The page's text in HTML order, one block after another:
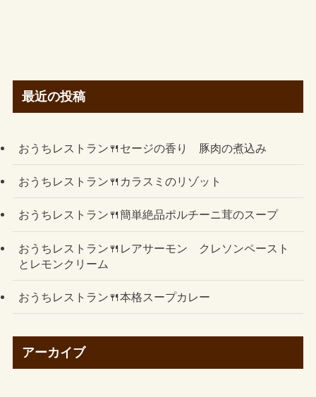
最近の投稿
おうちレストラン🍴セージの香り 豚肉の煮込み
おうちレストラン🍴カラスミのリゾット
おうちレストラン🍴簡単絶品ポルチーニ茸のスープ
おうちレストラン🍴レアサーモン クレソンペースト
とレモンクリーム
おうちレストラン🍴本格スープカレー
アーカイブ